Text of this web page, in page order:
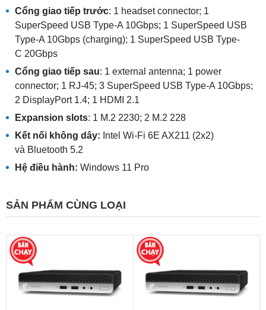
Cổng giao tiếp trước: 1 headset connector; 1
SuperSpeed USB Type-A 10Gbps; 1 SuperSpeed USB
Type-A 10Gbps (charging); 1 SuperSpeed USB Type-
C 20Gbps
Cổng giao tiếp sau: 1 external antenna; 1 power
connector; 1 RJ-45; 3 SuperSpeed USB Type-A 10Gbps;
2 DisplayPort 1.4; 1 HDMI 2.1
Expansion slots: 1 M.2 2230; 2 M.2 228
Kết nối không dây: Intel Wi-Fi 6E AX211 (2x2)
và Bluetooth 5.2
Hệ điều hành: Windows 11 Pro
SẢN PHẨM CÙNG LOẠI